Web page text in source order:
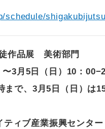
schedule/
作品展 美術部門
3月5日（日）10：
で、3月5日（日）は
ティブ産業振興センタ